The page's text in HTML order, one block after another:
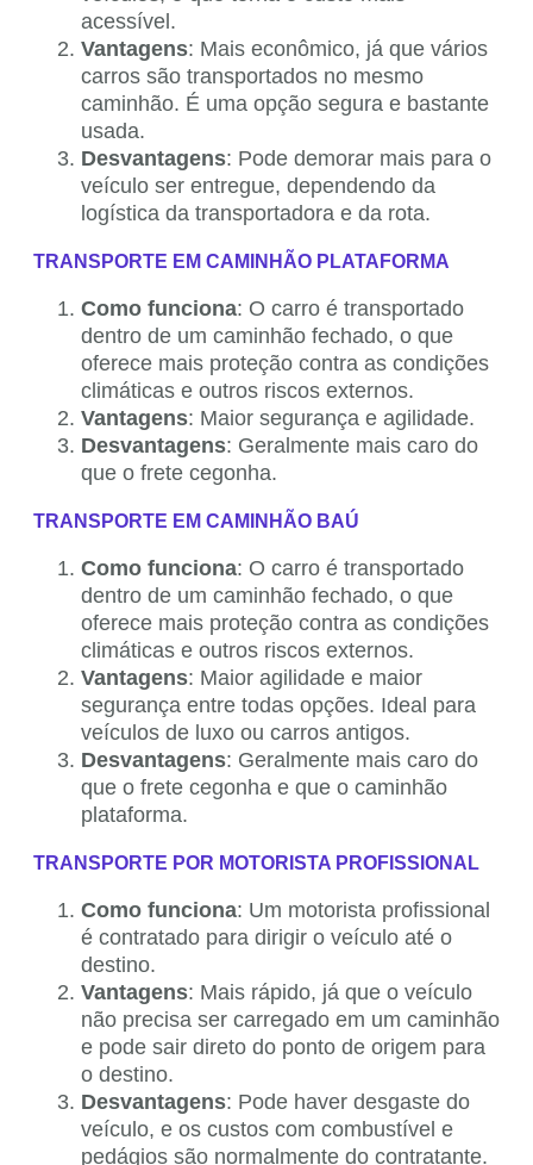
acessível.
Vantagens: Mais econômico, já que vários
carros são transportados no mesmo
caminhão. É uma opção segura e bastante
usada.
Desvantagens: Pode demorar mais para o
veículo ser entregue, dependendo da
logística da transportadora e da rota.
TRANSPORTE EM CAMINHÃO PLATAFORMA
Como funciona: O carro é transportado
dentro de um caminhão fechado, o que
oferece mais proteção contra as condições
climáticas e outros riscos externos.
Vantagens: Maior segurança e agilidade.
Desvantagens: Geralmente mais caro do
que o frete cegonha.
TRANSPORTE EM CAMINHÃO BAÚ
Como funciona: O carro é transportado
dentro de um caminhão fechado, o que
oferece mais proteção contra as condições
climáticas e outros riscos externos.
Vantagens: Maior agilidade e maior
segurança entre todas opções. Ideal para
veículos de luxo ou carros antigos.
Desvantagens: Geralmente mais caro do
que o frete cegonha e que o caminhão
plataforma.
TRANSPORTE POR MOTORISTA PROFISSIONAL
Como funciona: Um motorista profissional
é contratado para dirigir o veículo até o
destino.
Vantagens: Mais rápido, já que o veículo
não precisa ser carregado em um caminhão
e pode sair direto do ponto de origem para
o destino.
Desvantagens: Pode haver desgaste do
veículo, e os custos com combustível e
pedágios são normalmente do contratante.